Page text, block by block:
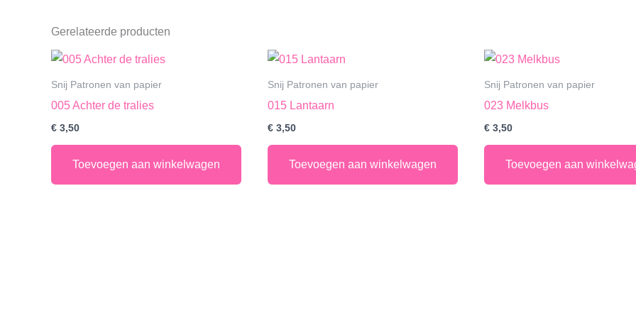
Gerelateerde producten
Snij Patronen van papier
005 Achter de tralies
€ 3,50
Toevoegen aan winkelwagen
Snij Patronen van papier
015 Lantaarn
€ 3,50
Toevoegen aan winkelwagen
Snij Patronen van papier
023 Melkbus
€ 3,50
Toevoegen aan